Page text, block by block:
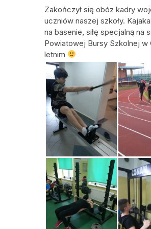
Zakończył się obóz kadry
uczniów naszej szkoły.
na basenie, siłę specjalną na
Powiatowej Bursy Szkolnej w
letnim